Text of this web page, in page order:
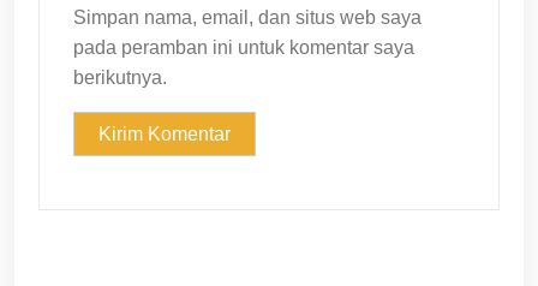
Simpan nama, email, dan situs web saya
pada peramban ini untuk komentar saya
berikutnya.